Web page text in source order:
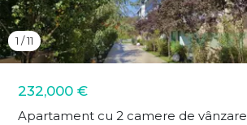
232,000 €
Apartament cu 2 camere de vânzare
1 /11